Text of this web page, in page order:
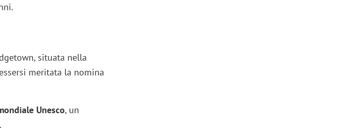
situata nella
meritata la nomina
Unesco, un